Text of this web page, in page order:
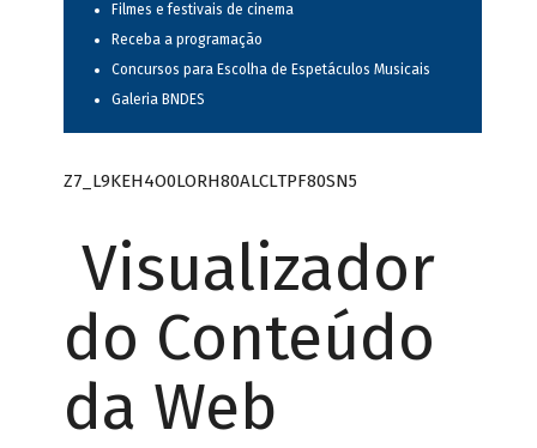
Filmes e festivais de cinema
Receba a programação
Concursos para Escolha de Espetáculos Musicais
Galeria BNDES
Z7_L9KEH4O0LORH80ALCLTPF80SN5
Visualizador
do Conteúdo
da Web